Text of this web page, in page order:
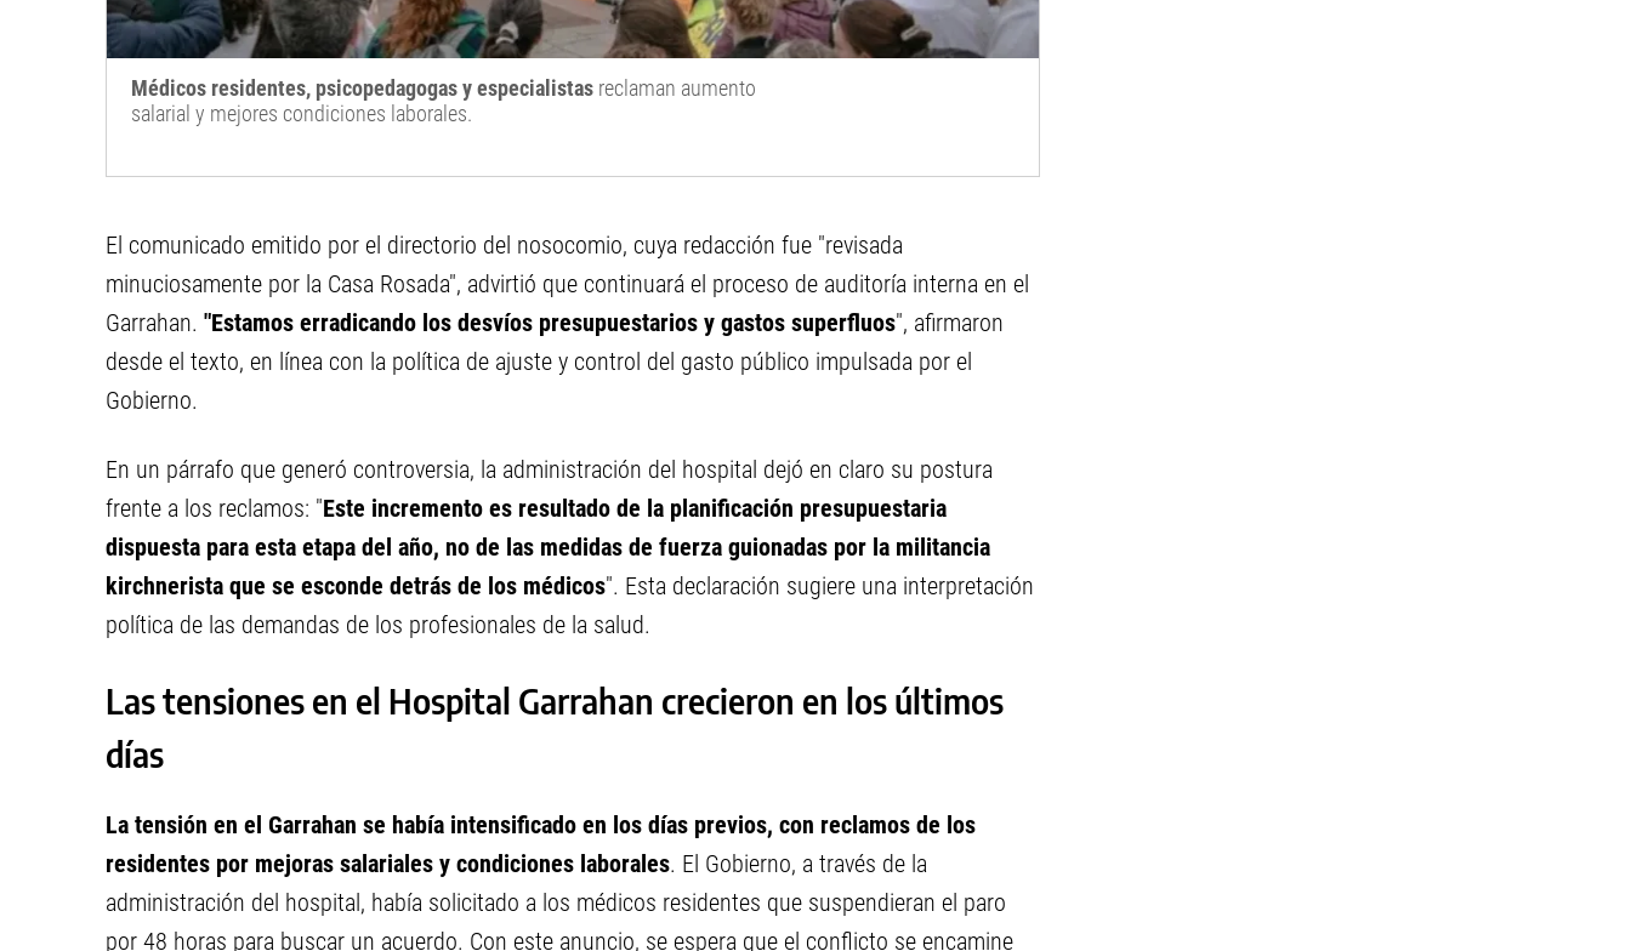
Médicos residentes, psicopedagogas y especialistas reclaman aumento
salarial y mejores condiciones laborales.
El comunicado emitido por el directorio del nosocomio, cuya redacción fue "revisada
minuciosamente por la Casa Rosada", advirtió que continuará el proceso de auditoría interna en el
Garrahan. "Estamos erradicando los desvíos presupuestarios y gastos superfluos", afirmaron
desde el texto, en línea con la política de ajuste y control del gasto público impulsada por el
Gobierno.
En un párrafo que generó controversia, la administración del hospital dejó en claro su postura
frente a los reclamos: "Este incremento es resultado de la planificación presupuestaria
dispuesta para esta etapa del año, no de las medidas de fuerza guionadas por la militancia
kirchnerista que se esconde detrás de los médicos". Esta declaración sugiere una interpretación
política de las demandas de los profesionales de la salud.
Las tensiones en el Hospital Garrahan crecieron en los últimos
días
La tensión en el Garrahan se había intensificado en los días previos, con reclamos de los
residentes por mejoras salariales y condiciones laborales. El Gobierno, a través de la
administración del hospital, había solicitado a los médicos residentes que suspendieran el paro
por 48 horas para buscar un acuerdo. Con este anuncio, se espera que el conflicto se encamine